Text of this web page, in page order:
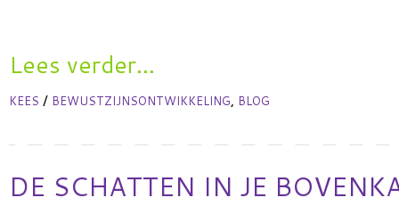
Lees verder...
KEES / BEWUSTZIJNSONTWIKKELING, BLOG
DE SCHATTEN IN JE